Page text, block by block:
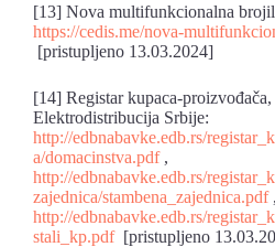
[13] Nova multifunkcionalna
https://cedis.me/nova-
[pristupljeno 13.03.2024]
[14] Registar kupaca-proizvođača,
Elektrodistribucija Srbije:
http://edbnabavke.edb.rs/
a/domacinstva.pdf,
http://edbnabavke.edb.rs/
zajednica/stambena_zajednica.pdf,
http://edbnabavke.edb.rs/
stali_kp.pdf[pristupljeno